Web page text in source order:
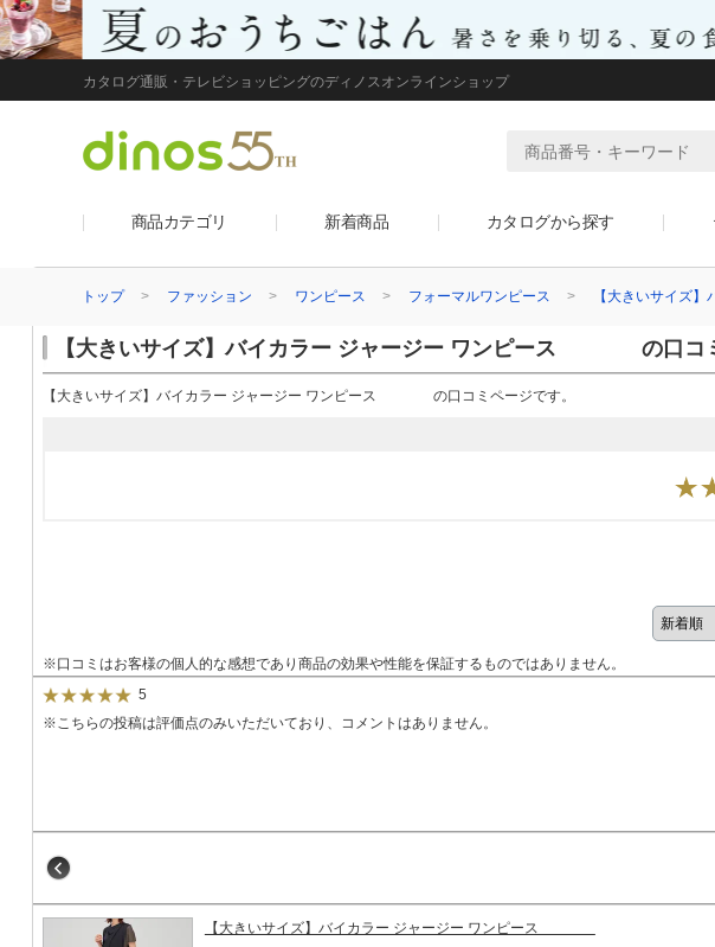
カタログ通販・テレビショッピングのディノスオンラインショップ
商品カテゴリ 新着商品 カタログから探す
トップ ファッション ワンピース フォーマルワンピース 【大きいサイ
【大きいサイズ】バイカラー ジャージー ワンピース の口コ
【大きいサイズ】バイカラー ジャージー ワンピース の口コミページです。
※口コミはお客様の個人的な感想であり商品の効果や性能を保証するものではありません。
5
※こちらの投稿は評価点のみいただいており、コメントはありません。
【大きいサイズ】バイカラー ジャージー ワンピース